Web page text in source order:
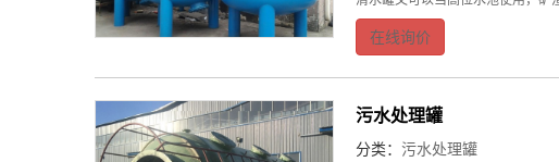
在线询价
污水处理罐
分类： 污水处理罐